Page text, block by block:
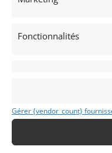
Fonctionnalités
Gérer {vendor_count}
32